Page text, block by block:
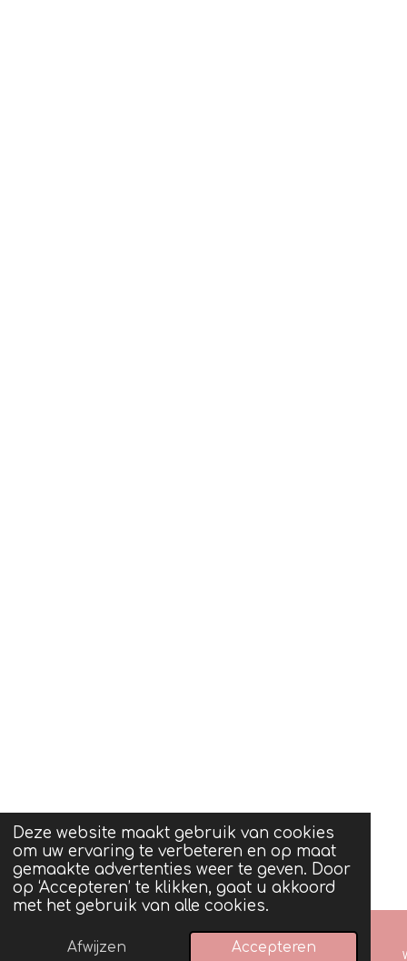
Deze website maakt gebruik van cookies
om uw ervaring te verbeteren en op maat
gemaakte advertenties weer te geven. Door
op ‘Accepteren’ te klikken, gaat u akkoord
met het gebruik van alle cookies.
Afwijzen Accepteren
Telefoonnummer Instagram